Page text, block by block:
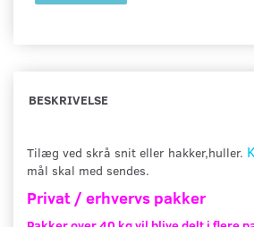
BESKRIVELSE
Tilæg ved skrå snit eller hakker,huller.
mål skal med sendes.
Privat / erhvervs pakker